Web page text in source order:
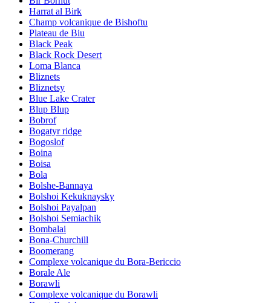
Harrat al Birk
Champ volcanique de Bishoftu
Plateau de Biu
Black Peak
Black Rock Desert
Loma Blanca
Bliznets
Bliznetsy
Blue Lake Crater
Blup Blup
Bobrof
Bogatyr ridge
Bogoslof
Boina
Boisa
Bola
Bolshe-Bannaya
Bolshoi Kekuknaysky
Bolshoi Payalpan
Bolshoi Semiachik
Bombalai
Bona-Churchill
Boomerang
Complexe volcanique du Bora-Bericcio
Borale Ale
Borawli
Complexe volcanique du Borawli